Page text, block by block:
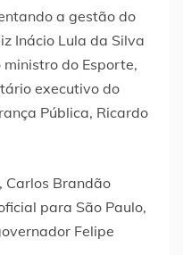
a gestão do
Inácio Lula da Silva
do Esporte,
executivo do
Pública, Ricardo
Carlos Brandão
para São Paulo,
Felipe